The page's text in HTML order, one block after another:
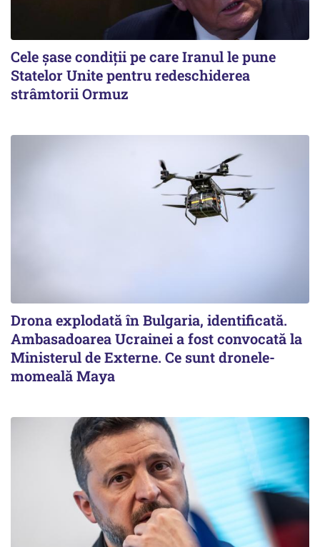
Cele șase condiții pe care Iranul le pune
Statelor Unite pentru redeschiderea
strâmtorii Ormuz
Drona explodată în Bulgaria, identificată.
Ambasadoarea Ucrainei a fost convocată la
Ministerul de Externe. Ce sunt dronele-
momeală Maya